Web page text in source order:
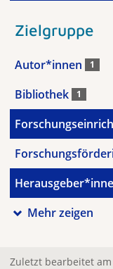
Zielgruppe
Autor*innen 1
Bibliothek 1
Mehr zeigen
Zuletzt bearbeitet am